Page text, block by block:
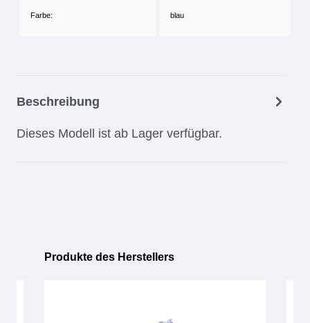
Farbe: blau
Beschreibung
Dieses Modell ist ab Lager verfügbar.
Produktgalerie überspringen
Produkte des Herstellers